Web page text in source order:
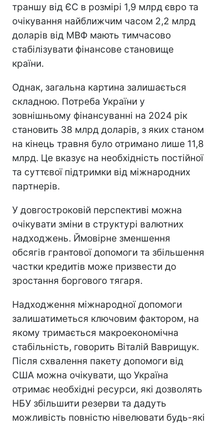
траншу від ЄС в розмірі 1,9 млрд євро та
очікування найближчим часом 2,2 млрд
доларів від МВФ мають тимчасово
стабілізувати фінансове становище
країни.
Однак, загальна картина залишається
складною. Потреба України у
зовнішньому фінансуванні на 2024 рік
становить 38 млрд доларів, з яких станом
на кінець травня було отримано лише 11,8
млрд. Це вказує на необхідність постійної
та суттєвої підтримки від міжнародних
партнерів.
У довгостроковій перспективі можна
очікувати зміни в структурі валютних
надходжень. Ймовірне зменшення
обсягів грантової допомоги та збільшення
частки кредитів може призвести до
зростання боргового тягаря.
Надходження міжнародної допомоги
залишатиметься ключовим фактором, на
якому тримається макроекономічна
стабільність, говорить Віталій Ваврищук.
Після схвалення пакету допомоги від
США можна очікувати, що Україна
отримає необхідні ресурси, які дозволять
НБУ збільшити резерви та дадуть
можливість повністю нівелювати будь-які